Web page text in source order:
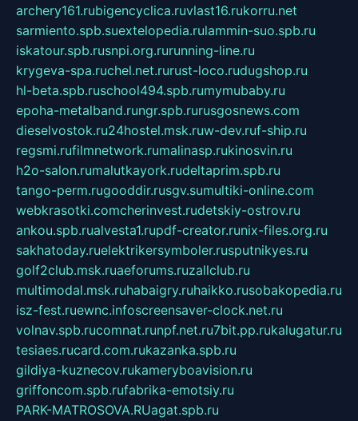
archery161.rubigencyclica.ruvlast16.rukorru.net
sarmiento.spb.suextelopedia.rulammin-suo.spb.ru
iskatour.spb.rusnpi.org.rurunning-line.ru
krygeva-spa.ruchel.net.rurust-loco.rudugshop.ru
hl-beta.spb.ruschool494.spb.rumymubaby.ru
epoha-metalband.rungr.spb.rurusgosnews.com
dieselvostok.ru24hostel.msk.ruw-dev.ruf-ship.ru
regsmi.rufilmnetwork.rumalinasp.rukinosvin.ru
h2o-salon.rumalutkayork.rudeltaprim.spb.ru
tango-perm.rugooddir.rusgv.sumultiki-online.com
webkrasotki.comcherinvest.rudetskiy-ostrov.ru
ankou.spb.rualvesta1.rupdf-creator.runix-files.org.ru
sakhatoday.ruelektrikersymboler.rusputnikyes.ru
golf2club.msk.ruaeforums.ruzallclub.ru
multimodal.msk.ruhabaigry.ruhaikko.rusobakopedia.ru
isz-fest.ruewnc.infoscreensaver-clock.net.ru
volnav.spb.rucomnat.runpf.net.ru7bit.pp.rukalugatur.ru
tesiaes.rucard.com.rukazanka.spb.ru
gildiya-kuznecov.rukameryboavision.ru
griffoncom.spb.rufabrika-emotsiy.ru
PARK-MATROSOVA.RUagat.spb.ru